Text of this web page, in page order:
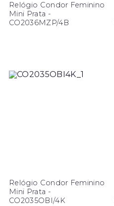
Relógio Condor Feminino
Mini Prata -
CO2036MZP/4B
Relógio Condor Feminino
Mini Prata -
CO2035OBI/4K